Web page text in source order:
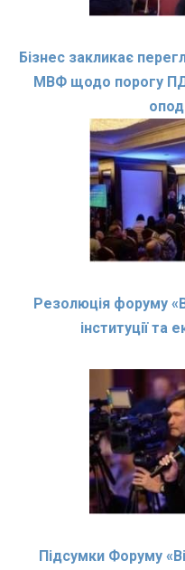
Бізнес закликає
МВФ щодо порогу
Резолюція форуму
інституції та
Підсумки Форуму